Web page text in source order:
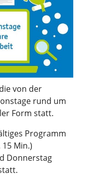
von der
rund um
Form statt.
Programm
Min.)
Donnerstag